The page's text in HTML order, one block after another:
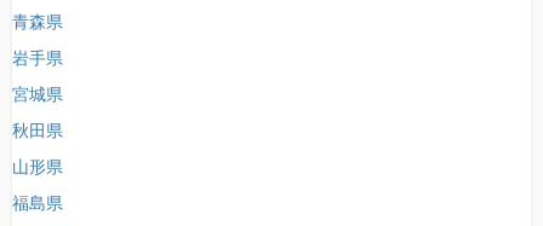
青森県
岩手県
宮城県
秋田県
山形県
福島県